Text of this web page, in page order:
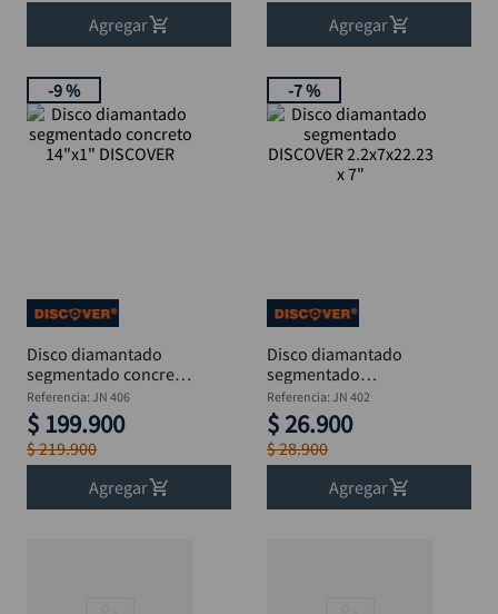
Agregar
Agregar
-9 %
Disco diamantado
segmentado concreto
14"x1" DISCOVER
Referencia: JN 406
$ 199.900
$219.900
Agregar
-7 %
Disco diamantado
segmentado
DISCOVER 2.2x7x22.23
x 7"
Referencia: JN 402
$ 26.900
$28.900
Agregar